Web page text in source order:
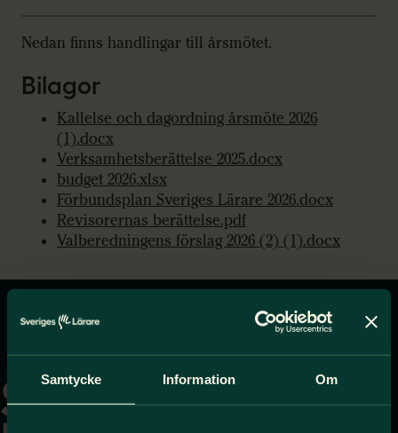
Samtycke Information Om
Nedan finns handlingar till årsmötet.
Bilagor
Kallelse och dagordning årsmöte 2026
(1).docx
Verksamhetsberättelse 2025.docx
budget 2026.xlsx
Förbundsplan Sveriges Lärare 2026.docx
Revisorernas berättelse.pdf
Valberedningens förslag 2026 (2) (1).docx
startsidan